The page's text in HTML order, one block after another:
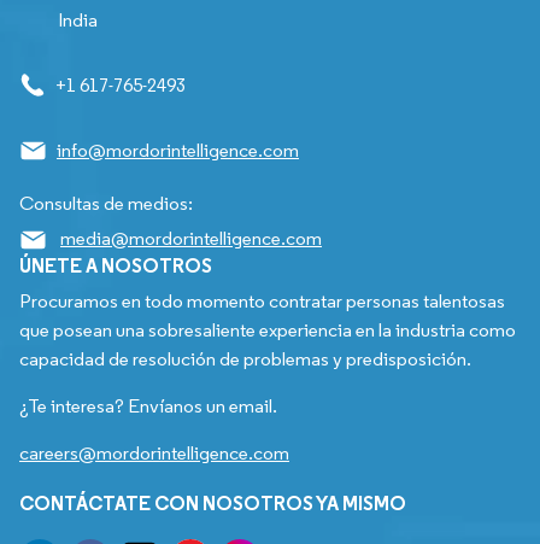
India
+1 617-765-2493
info@mordorintelligence.com
Consultas de medios:
media@mordorintelligence.com
ÚNETE A NOSOTROS
Procuramos en todo momento contratar personas talentosas
que posean una sobresaliente experiencia en la industria como
capacidad de resolución de problemas y predisposición.
¿Te interesa? Envíanos un email.
careers@mordorintelligence.com
CONTÁCTATE CON NOSOTROS YA MISMO